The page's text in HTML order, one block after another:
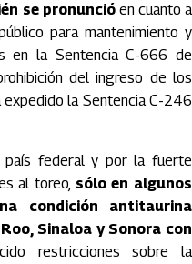
se pronuncióen cuanto a
para mantenimiento y
en la Sentencia C-666 de
del ingreso de los
la Sentencia C-246
federal y por la fuerte
al toreo, sólo en algunos
condición antitaurina
Sinaloa y Sonora con
restricciones sobre la